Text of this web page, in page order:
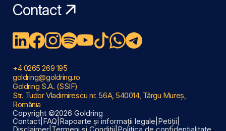
Contact
+4 0265 269 195
goldring@goldring.ro
Goldring S.A. (SSIF)
Str. Tudor Vladimirescu nr. 56A, 540014, Târgu Mureș,
România
Copyright ©2026 Goldring
Contact FAQ Rapoarte și informații legale Petiții